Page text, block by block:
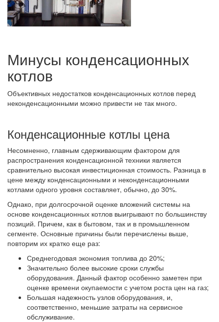
Минусы конденсационных
котлов
Объективных недостатков конденсационных котлов перед
неконденсационными можно привести не так много.
Конденсационные котлы цена
Несомненно, главным сдерживающим фактором для
распространения конденсационной техники является
сравнительно высокая инвестиционная стоимость. Разница в
цене между конденсационными и неконденсационными
котлами одного уровня составляет, обычно, до 30%.
Однако, при долгосрочной оценке вложений системы на
основе конденсационных котлов выигрывают по большинству
позиций. Причем, как в бытовом, так и в промышленном
сегменте. Основные причины были перечислены выше,
повторим их кратко еще раз:
Среднегодовая экономия топлива до 20%;
Значительно более высокие сроки службы
оборудования. Данный фактор особенно заметен при
оценке времени окупаемости с учетом роста цен на газ;
Большая надежность узлов оборудования, и,
соответственно, меньшие затраты на сервисное
обслуживание.